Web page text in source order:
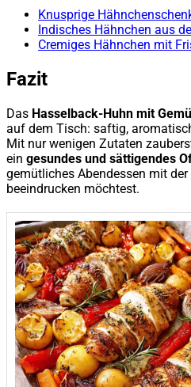
Knusprige
Indisches Hähnchen aus
Cremiges Hähnchen mit
Fazit
Das Hasselback-Huhn mit
auf dem Tisch: saftig,
Mit nur wenigen Zutaten
ein gesundes und sättigendes
gemütliches Abendessen mit
beeindrucken möchtest.